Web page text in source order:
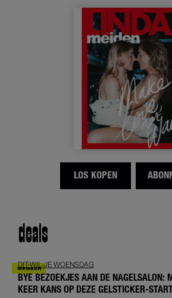
LOS KOPEN
deals
DIT-WIL-JE WOENSDAG
BYE BEZOEKJES AAN DE NAGELSALON:
KEER KANS OP DEZE GELSTICKER-